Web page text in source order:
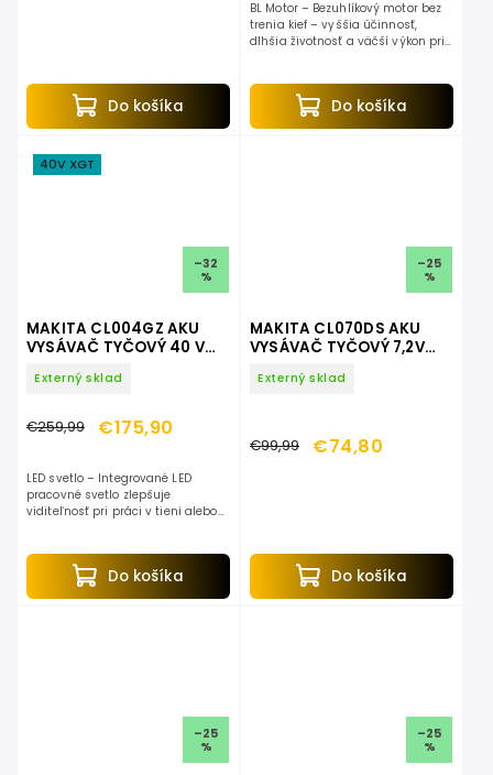
Do košíka Do košíka
BL Motor – Bezuhlíkový motor bez
trenia kief – vyššia účinnosť,
dlhšia životnosť a väčší výkon pri
svetlo...
40V XGT
–32
%
MAKITA CL004GZ AKU
VYSÁVAČ TYČOVÝ 40 V
Externý sklad
€259,99 €175,90
Do košíka
LED svetlo – Integrované LED
pracovné svetlo zlepšuje
viditeľnosť pri práci v tieni alebo
–25
%
MAKITA CL070DS AKU
VYSÁVAČ TYČOVÝ 7,2V
Externý sklad
€99,99 €74,80
Do košíka
–25
%
–25
%